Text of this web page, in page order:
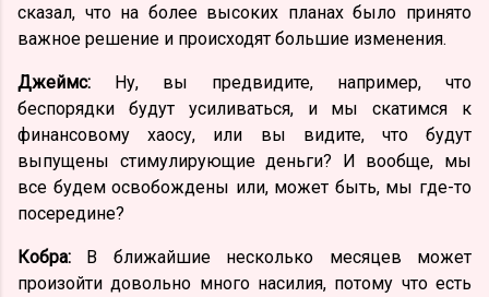
сказал, что на более высоких планах было принято
важное решение и происходят большие изменения.
Джеймс: Ну, вы предвидите, например, что
беспорядки будут усиливаться, и мы скатимся к
финансовому хаосу, или вы видите, что будут
выпущены стимулирующие деньги? И вообще, мы
все будем освобождены или, может быть, мы где-то
посередине?
Кобра: В ближайшие несколько месяцев может
произойти довольно много насилия, потому что есть